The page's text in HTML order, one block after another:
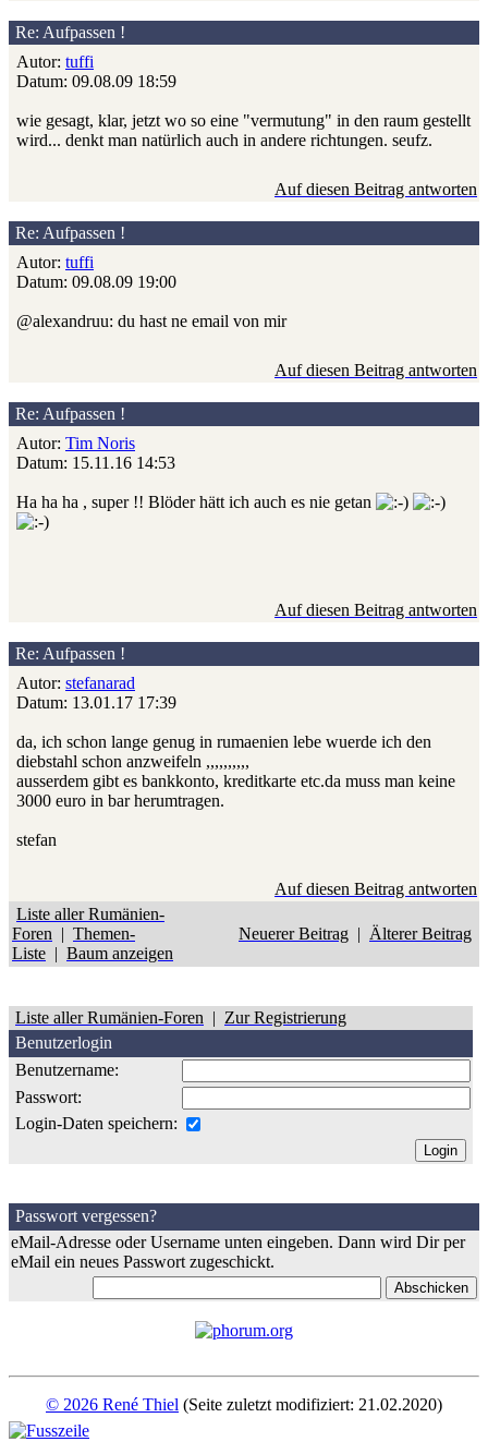
Re: Aufpassen !
Autor: tuffi
Datum: 09.08.09 18:59
wie gesagt, klar, jetzt wo so eine "vermutung" in den raum gestellt
wird... denkt man natürlich auch in andere richtungen. seufz.
Auf diesen Beitrag antworten
Re: Aufpassen !
Autor: tuffi
Datum: 09.08.09 19:00
@alexandruu: du hast ne email von mir
Auf diesen Beitrag antworten
Re: Aufpassen !
Autor: Tim Noris
Datum: 15.11.16 14:53
Ha ha ha , super !! Blöder hätt ich auch es nie getan
Auf diesen Beitrag antworten
Re: Aufpassen !
Autor: stefanarad
Datum: 13.01.17 17:39
da, ich schon lange genug in rumaenien lebe wuerde ich den
diebstahl schon anzweifeln ,,,,,,,,,,
ausserdem gibt es bankkonto, kreditkarte etc.da muss man keine
3000 euro in bar herumtragen.
stefan
Auf diesen Beitrag antworten
Liste aller Rumänien-
Foren | Themen-
Liste | Baum anzeigen
Neuerer Beitrag | Älterer Beitrag
Liste aller Rumänien-Foren | Zur Registrierung
Benutzerlogin
Benutzername:
Passwort:
Login-Daten speichern:
Passwort vergessen?
eMail-Adresse oder Username unten eingeben. Dann wird Dir per
eMail ein neues Passwort zugeschickt.
© 2026 René Thiel (Seite zuletzt modifiziert: 21.02.2020)